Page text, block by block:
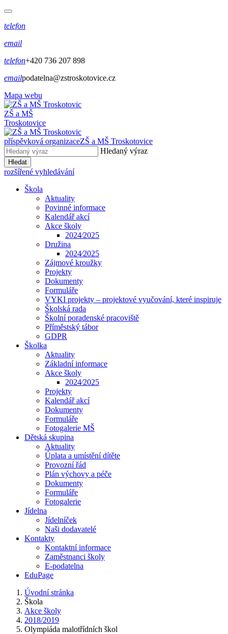
telefon
email
telefon+420 736 207 898
emailpodatelna@zstroskotovice.cz
Mapa webu
ZŠ a MŠ
Troskotovice
příspěvková organizaceZŠ a MŠ Troskotovice
Hledaný výraz
Hledat
rozšířené vyhledávání
Škola
Aktuality
Povinné informace
Kalendář akcí
Akce školy
2024⁄2025
Družina
2024⁄2025
Zájmové kroužky
Projekty
Dokumenty
Formuláře
VYKI projekty – projektové vyučování, které inspiruje
Školská rada
Školní poradenské pracoviště
Příměstský tábor
GDPR
Školka
Aktuality
Základní informace
Akce školy
2024⁄2025
Projekty
Kalendář akcí
Dokumenty
Formuláře
Fotogalerie MŠ
Dětská skupina
Aktuality
Úplata a umístění dítěte
Provozní řád
Plán výchovy a péče
Dokumenty
Formuláře
Fotogalerie
Jídelna
Jídelníček
Naši dodavatelé
Kontakty
Kontaktní informace
Zaměstnanci školy
E-podatelna
EduPage
Úvodní stránka
Škola
Akce školy
2018/2019
Olympiáda malotřídních škol